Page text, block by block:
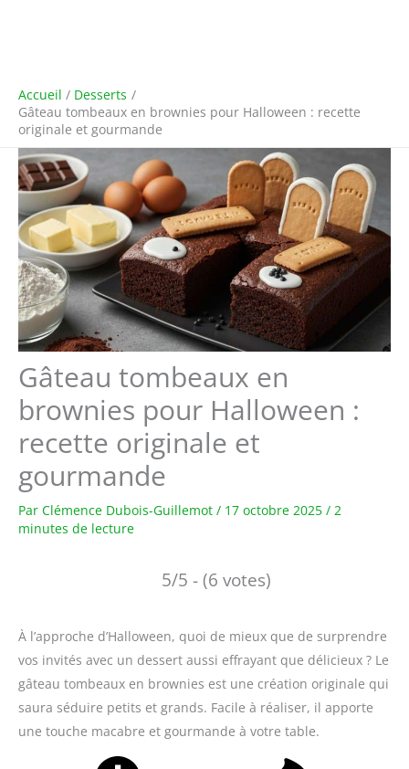
Accueil
Desserts
Gâteau tombeaux en brownies pour Halloween : recette
originale et gourmande
Gâteau tombeaux en
brownies pour Halloween :
recette originale et
gourmande
Par Clémence Dubois-Guillemot / 17 octobre 2025 / 2
minutes de lecture
5/5 - (6 votes)
À l’approche d’Halloween, quoi de mieux que de surprendre
vos invités avec un dessert aussi effrayant que délicieux ? Le
gâteau tombeaux en brownies est une création originale qui
saura séduire petits et grands. Facile à réaliser, il apporte
une touche macabre et gourmande à votre table.